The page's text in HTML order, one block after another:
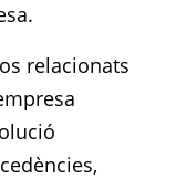
relacionats